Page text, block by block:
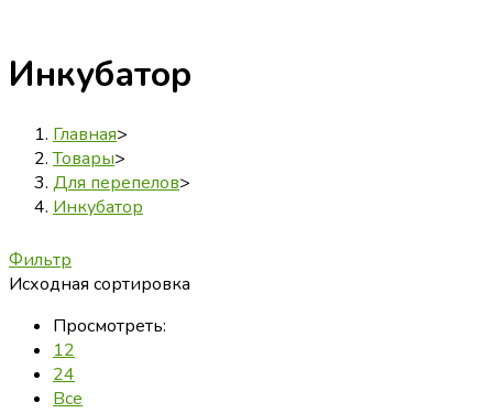
Инкубатор
Главная>
Товары>
Для перепелов>
Инкубатор
Фильтр
Исходная сортировка
Просмотреть:
12
24
Все